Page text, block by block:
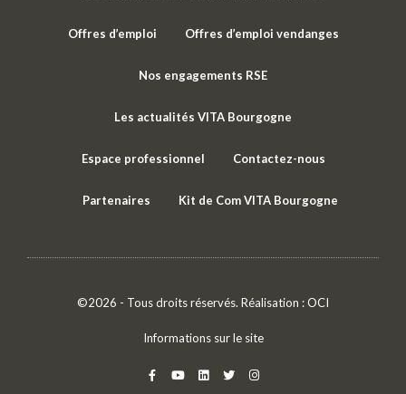
Offres d’emploi Offres d’emploi vendanges
Nos engagements RSE
Les actualités VITA Bourgogne
Espace professionnel Contactez-nous
Partenaires Kit de Com VITA Bourgogne
©2026 - Tous droits réservés. Réalisation :OCI
Informations sur le site